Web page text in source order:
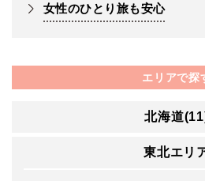
女性のひとり旅も安心
エリアで探
北海道
東北エリ